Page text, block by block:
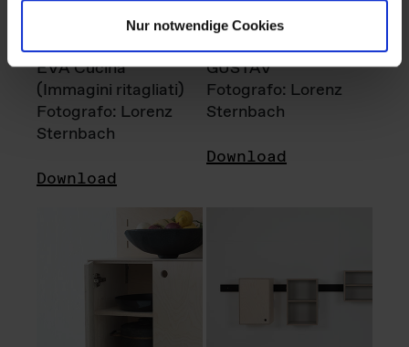
Nur notwendige Cookies
EVA Cucina
(Immagini ritagliati)
Fotografo: Lorenz
Sternbach
Download
GUSTAV
Fotografo: Lorenz
Sternbach
Download